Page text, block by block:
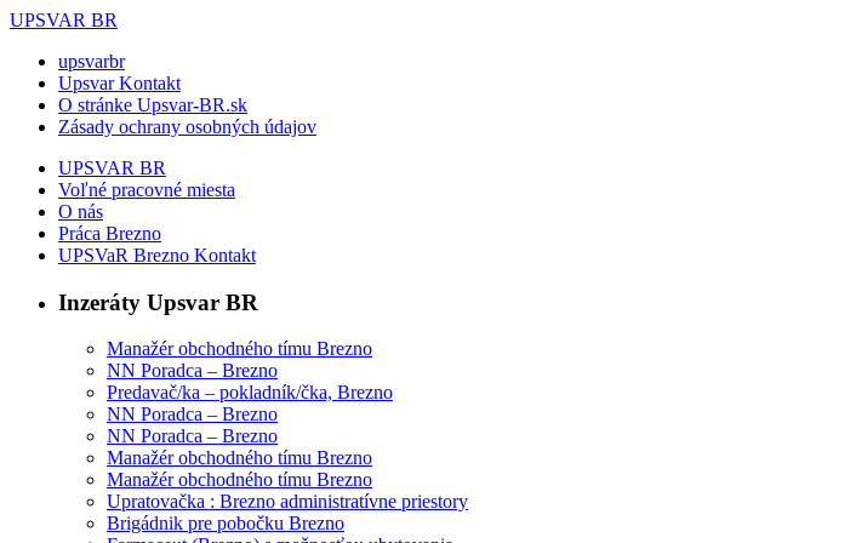
UPSVAR BR
upsvarbr
Upsvar Kontakt
O stránke Upsvar-BR.sk
Zásady ochrany osobných údajov
UPSVAR BR
Voľné pracovné miesta
O nás
Práca Brezno
UPSVaR Brezno Kontakt
Inzeráty Upsvar BR
Manažér obchodného tímu Brezno
NN Poradca – Brezno
Predavač/ka – pokladník/čka, Brezno
NN Poradca – Brezno
NN Poradca – Brezno
Manažér obchodného tímu Brezno
Manažér obchodného tímu Brezno
Upratovačka : Brezno administratívne priestory
Brigádnik pre pobočku Brezno